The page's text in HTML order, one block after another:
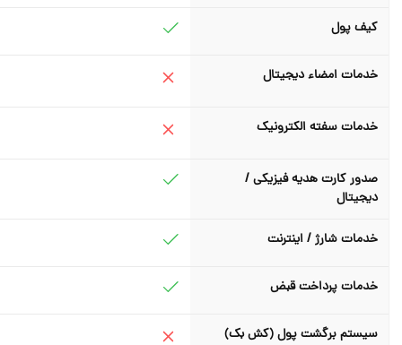
کیف پول
خدمات امضاء دیجیتال
خدمات سفته الکترونیک
صدور کارت هدیه فیزیکی /
دیجیتال
خدمات شارژ / اینترنت
خدمات پرداخت قبض
سیستم برگشت پول (کش بک)